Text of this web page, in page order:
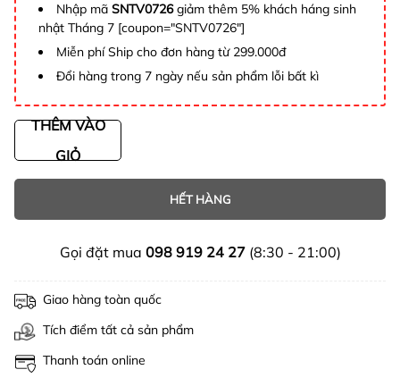
Nhập mã SNTV0726giảm thêm 5% khách háng sinh
nhật Tháng 7 [coupon="SNTV0726"]
Miễn phí Ship cho đơn hàng từ 299.000đ
Đổi hàng trong 7 ngày nếu sản phẩm lỗi bất kì
THÊM VÀO
GIỎ
HẾT HÀNG
Gọi đặt mua 098 919 24 27(8:30 - 21:00)
Giao hàng toàn quốc
Tích điểm tất cả sản phẩm
Thanh toán online